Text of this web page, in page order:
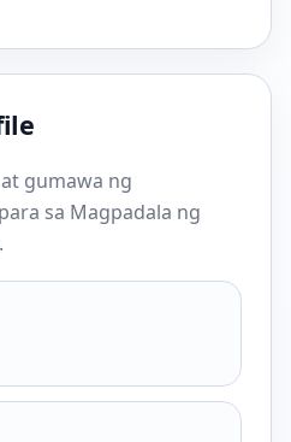
gumawa ng
sa Magpadala ng